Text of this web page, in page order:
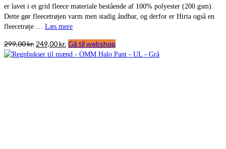
er lavet i et grid fleece materiale bestående af 100% polyester (200 gsm).
Dette gør fleecetrøjen varm men stadig åndbar, og derfor er Hirta også en
fleecetrøje … Læs mere
299,00kr. Den
oprindelige
249,00kr. Den
aktuelle
Gå til webshop